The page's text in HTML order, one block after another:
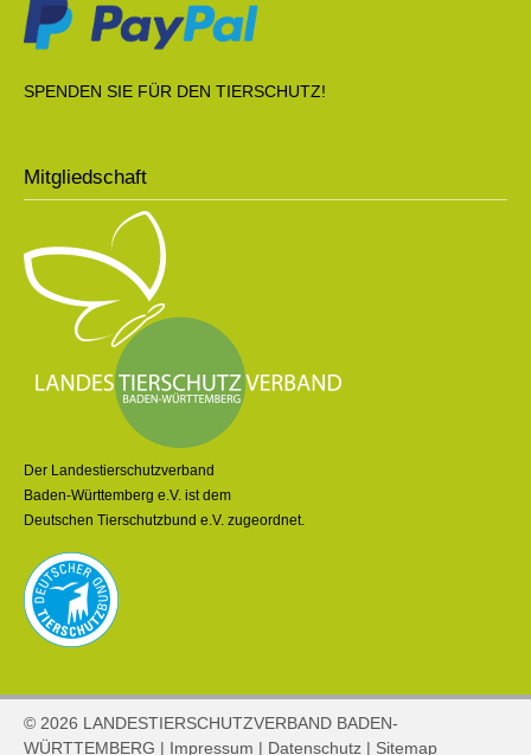
SPENDEN SIE FÜR DEN TIERSCHUTZ!
Mitgliedschaft
Der Landestierschutzverband
Baden-Württemberg e.V. ist dem
Deutschen Tierschutzbund e.V. zugeordnet.
© 2026 LANDESTIERSCHUTZVERBAND BADEN-
WÜRTTEMBERG | Impressum | Datenschutz | Sitemap